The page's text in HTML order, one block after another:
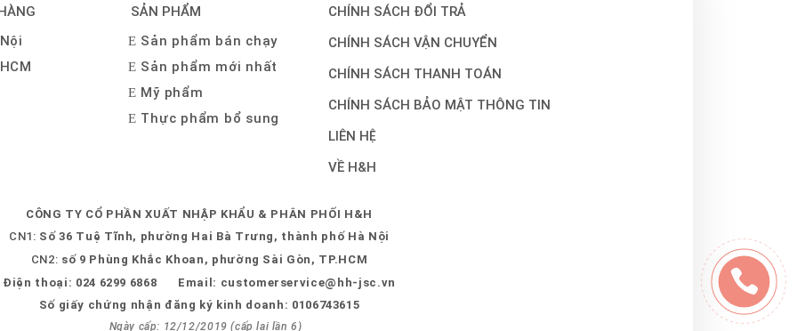
SẢN PHẨM
Sản phẩm bán chạy
Sản phẩm mới nhất
Mỹ phẩm
Thực phẩm bổ sung
CHÍNH SÁCH ĐỔI TRẢ
CHÍNH SÁCH VẬN CHUYỂN
CHÍNH SÁCH THANH TOÁN
CHÍNH SÁCH BẢO MẬT THÔNG TIN
LIÊN HỆ
VỀ H&H
CÔNG TY CỔ PHẦN XUẤT NHẬP KHẨU & PHÂN PHỐI H&H
CN1: Số 36 Tuệ Tĩnh, phường Hai Bà Trưng, thành phố Hà Nội
CN2: số 9 Phùng Khắc Khoan, phường Sài Gòn, TP.HCM
Điện thoại: 024 6299 6868 Email: customerservice@hh-jsc.vn
Số giấy chứng nhận đăng ký kinh doanh: 0106743615
Ngày cấp: 12/12/2019 (cấp lại lần 6)